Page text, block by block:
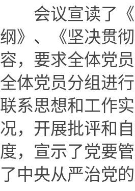
会议宣读了《
纲》、《坚决贯
容，要求全体党
全体党员分组进
联系思想和工作
况，开展批评和
度，宣示了党要
了中央从严治党的